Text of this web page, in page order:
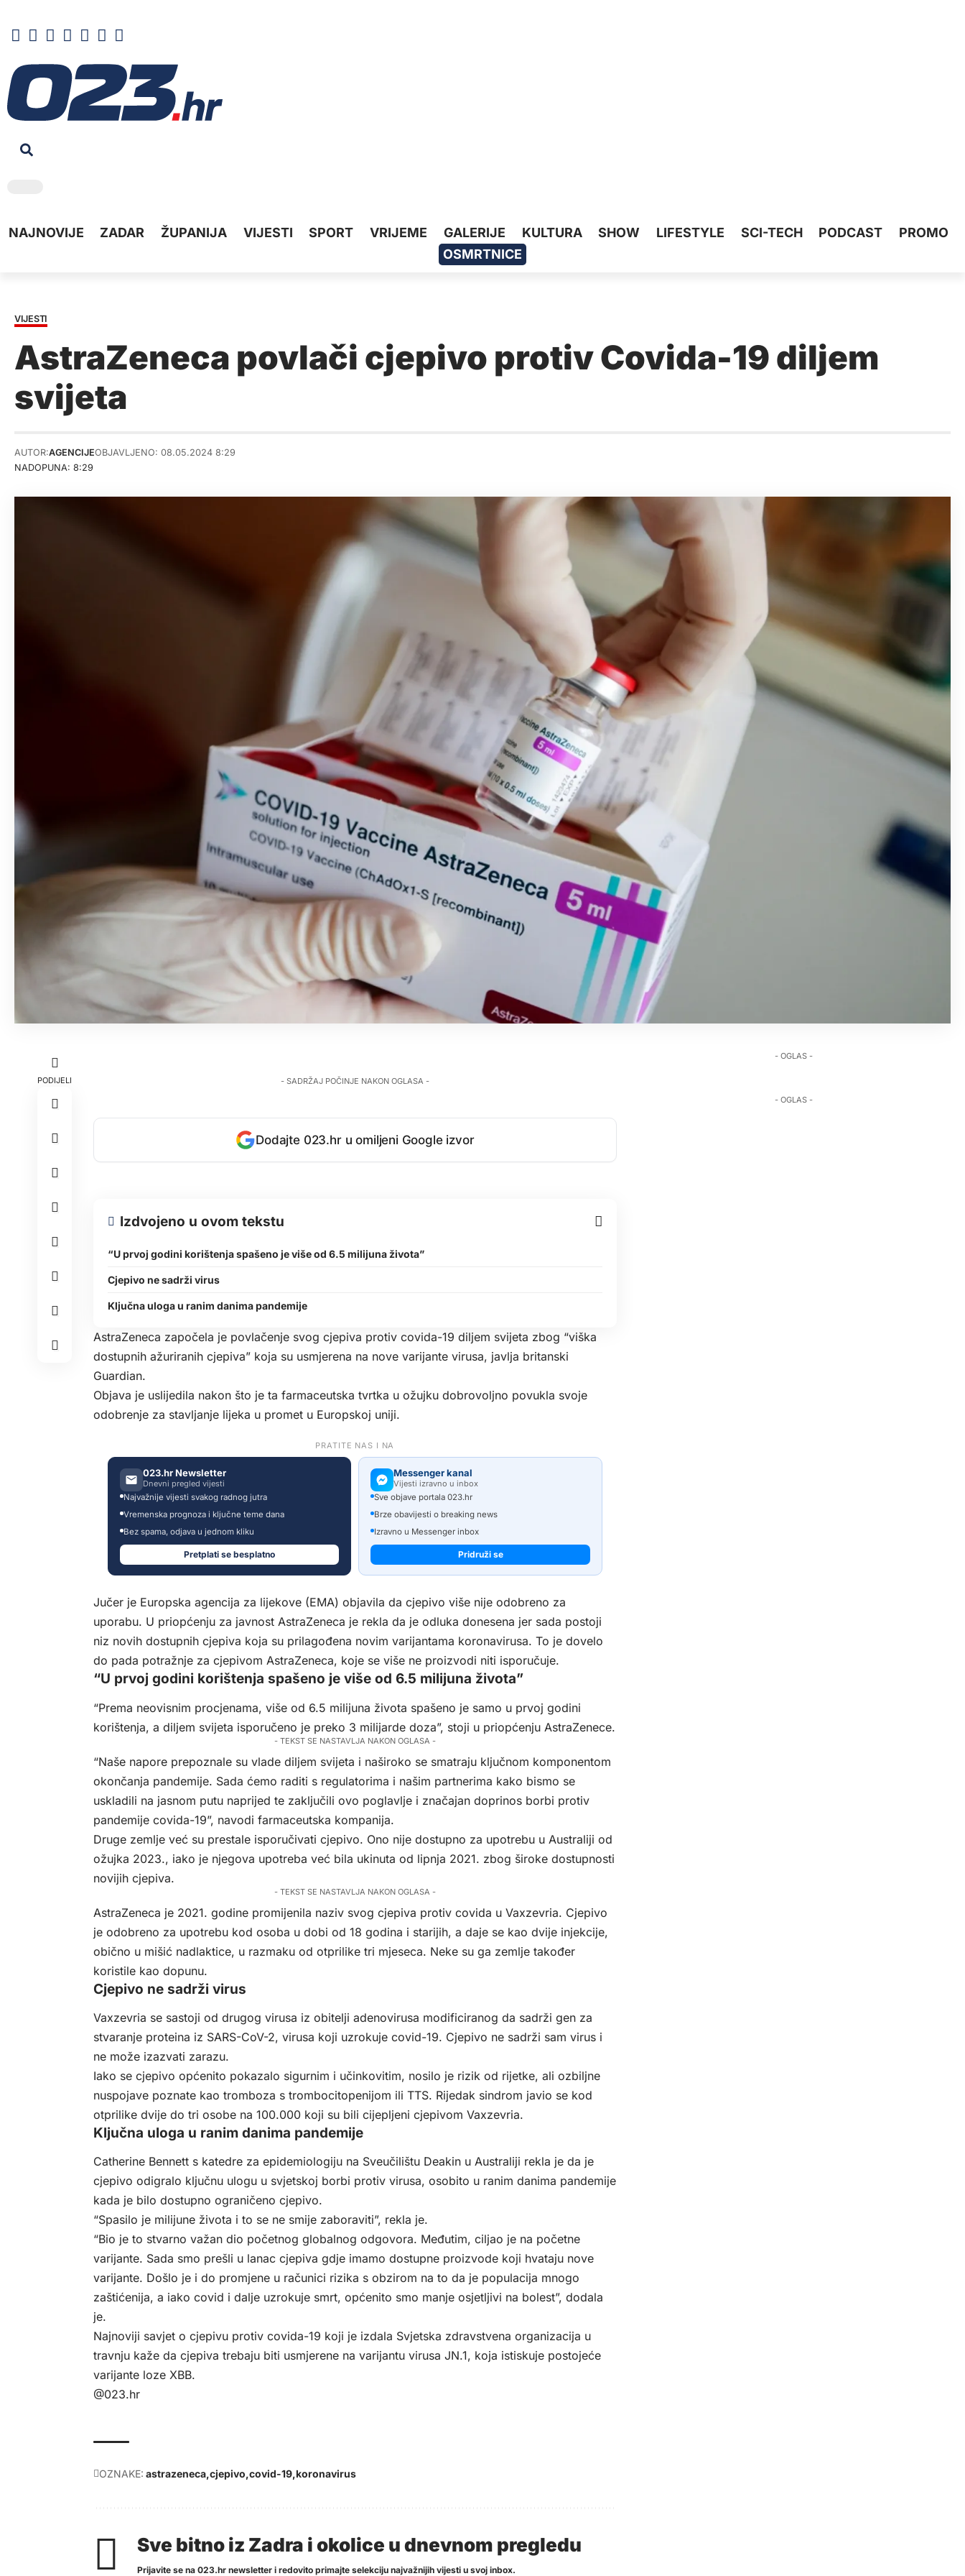
NAJNOVIJE ZADAR ŽUPANIJA VIJESTI SPORT VRIJEME GALERIJE KULTURA SHOW LIFESTYLE SCI-TECH PODCAST
PROMO
OSMRTNICE
VIJESTI
AstraZeneca povlači cjepivo protiv Covida-19 diljem
svijeta
NADOPUNA: 8:29
AUTOR:AGENCIJEOBJAVLJENO: 08.05.2024 8:29
PODIJELI - SADRŽAJ POČINJE NAKON OGLASA -
Dodajte 023.hr u omiljeni Google izvor
Izdvojeno u ovom tekstu
“U prvoj godini korištenja spašeno je više od 6.5 milijuna života”
Cjepivo ne sadrži virus
Ključna uloga u ranim danima pandemije
AstraZeneca započela je povlačenje svog cjepiva protiv covida-19 diljem svijeta zbog “viška
dostupnih ažuriranih cjepiva” koja su usmjerena na nove varijante virusa, javlja britanski
Guardian.
Objava je uslijedila nakon što je ta farmaceutska tvrtka u ožujku dobrovoljno povukla svoje
odobrenje za stavljanje lijeka u promet u Europskoj uniji.
PRATITE NAS I NA
023.hr Newsletter
Dnevni pregled vijesti
Najvažnije vijesti svakog radnog jutra
Vremenska prognoza i ključne teme dana
Bez spama, odjava u jednom kliku
Pretplati se besplatno
Messenger kanal
Vijesti izravno u inbox
Sve objave portala 023.hr
Brze obavijesti o breaking news
Izravno u Messenger inbox
Pridruži se
Jučer je Europska agencija za lijekove (EMA) objavila da cjepivo više nije odobreno za
uporabu. U priopćenju za javnost AstraZeneca je rekla da je odluka donesena jer sada postoji
niz novih dostupnih cjepiva koja su prilagođena novim varijantama koronavirusa. To je dovelo
do pada potražnje za cjepivom AstraZeneca, koje se više ne proizvodi niti isporučuje.
“U prvoj godini korištenja spašeno je više od 6.5 milijuna života”
“Prema neovisnim procjenama, više od 6.5 milijuna života spašeno je samo u prvoj godini
korištenja, a diljem svijeta isporučeno je preko 3 milijarde doza”, stoji u priopćenju AstraZenece.
- TEKST SE NASTAVLJA NAKON OGLASA -
“Naše napore prepoznale su vlade diljem svijeta i naširoko se smatraju ključnom komponentom
okončanja pandemije. Sada ćemo raditi s regulatorima i našim partnerima kako bismo se
uskladili na jasnom putu naprijed te zaključili ovo poglavlje i značajan doprinos borbi protiv
pandemije covida-19”, navodi farmaceutska kompanija.
Druge zemlje već su prestale isporučivati cjepivo. Ono nije dostupno za upotrebu u Australiji od
ožujka 2023., iako je njegova upotreba već bila ukinuta od lipnja 2021. zbog široke dostupnosti
novijih cjepiva.
- TEKST SE NASTAVLJA NAKON OGLASA -
AstraZeneca je 2021. godine promijenila naziv svog cjepiva protiv covida u Vaxzevria. Cjepivo
je odobreno za upotrebu kod osoba u dobi od 18 godina i starijih, a daje se kao dvije injekcije,
obično u mišić nadlaktice, u razmaku od otprilike tri mjeseca. Neke su ga zemlje također
koristile kao dopunu.
Cjepivo ne sadrži virus
Vaxzevria se sastoji od drugog virusa iz obitelji adenovirusa modificiranog da sadrži gen za
stvaranje proteina iz SARS-CoV-2, virusa koji uzrokuje covid-19. Cjepivo ne sadrži sam virus i
ne može izazvati zarazu.
Iako se cjepivo općenito pokazalo sigurnim i učinkovitim, nosilo je rizik od rijetke, ali ozbiljne
nuspojave poznate kao tromboza s trombocitopenijom ili TTS. Rijedak sindrom javio se kod
otprilike dvije do tri osobe na 100.000 koji su bili cijepljeni cjepivom Vaxzevria.
Ključna uloga u ranim danima pandemije
Catherine Bennett s katedre za epidemiologiju na Sveučilištu Deakin u Australiji rekla je da je
cjepivo odigralo ključnu ulogu u svjetskoj borbi protiv virusa, osobito u ranim danima pandemije
kada je bilo dostupno ograničeno cjepivo.
“Spasilo je milijune života i to se ne smije zaboraviti”, rekla je.
“Bio je to stvarno važan dio početnog globalnog odgovora. Međutim, ciljao je na početne
varijante. Sada smo prešli u lanac cjepiva gdje imamo dostupne proizvode koji hvataju nove
varijante. Došlo je i do promjene u računici rizika s obzirom na to da je populacija mnogo
zaštićenija, a iako covid i dalje uzrokuje smrt, općenito smo manje osjetljivi na bolest”, dodala
je.
Najnoviji savjet o cjepivu protiv covida-19 koji je izdala Svjetska zdravstvena organizacija u
travnju kaže da cjepiva trebaju biti usmjerene na varijantu virusa JN.1, koja istiskuje postojeće
varijante loze XBB.
@023.hr
OZNAKE: astrazeneca cjepivo covid-19 koronavirus
Sve bitno iz Zadra i okolice u dnevnom pregledu
Prijavite se na 023.hr newsletter i redovito primajte selekciju najvažnijih vijesti u svoj inbox.
- OGLAS -
- OGLAS -